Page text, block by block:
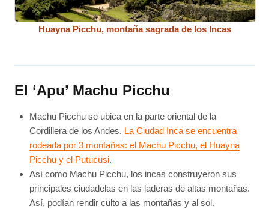
Huayna Picchu, montaña sagrada de los Incas
El ‘Apu’ Machu Picchu
Machu Picchu se ubica en la parte oriental de la
Cordillera de los Andes. La Ciudad Inca se encuentra
rodeada por 3 montañas: el Machu Picchu, el Huayna
Picchu y el Putucusi.
Así como Machu Picchu, los incas construyeron sus
principales ciudadelas en las laderas de altas montañas.
Así, podían rendir culto a las montañas y al sol.